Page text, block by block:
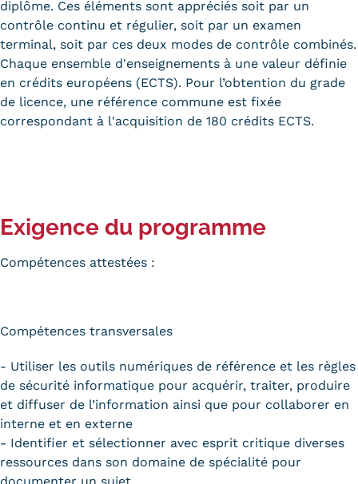
diplôme. Ces éléments sont appréciés soit par un
contrôle continu et régulier, soit par un examen
terminal, soit par ces deux modes de contrôle combinés.
Chaque ensemble d'enseignements à une valeur définie
en crédits européens (ECTS). Pour l’obtention du grade
de licence, une référence commune est fixée
correspondant à l'acquisition de 180 crédits ECTS.
Exigence du programme
Compétences attestées :
Compétences transversales
- Utiliser les outils numériques de référence et les règles
de sécurité informatique pour acquérir, traiter, produire
et diffuser de l’information ainsi que pour collaborer en
interne et en externe
- Identifier et sélectionner avec esprit critique diverses
ressources dans son domaine de spécialité pour
documenter un sujet